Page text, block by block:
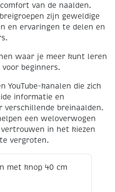
van de naalden.
zijn geweldige
en ervaringen te delen en
waar je meer kunt leren
beginners.
YouTube-kanalen die zich
informatie en
verschillende breinaalden.
een weloverwogen
in het kiezen
vergroten.